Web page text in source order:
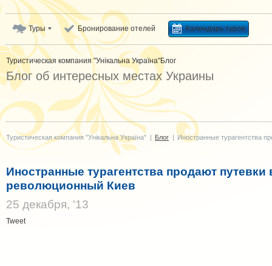
Туры Бронирование отелей Календарь туров
Туристическая компания "Унікальна Україна"Блог
Блог об интересных местах Украины
Туристическая компания "Унікальна Україна" | Блог | Иностранные турагентства
Иностранные турагентства продают путевки
революционный Киев
25 декабря, '13
Tweet